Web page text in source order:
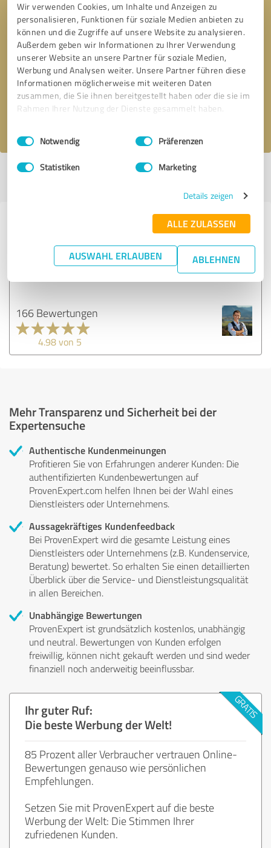
Wir verwenden Cookies, um Inhalte und Anzeigen zu
personalisieren, Funktionen für soziale Medien anbieten zu
können und die Zugriffe auf unsere Website zu analysieren.
Außerdem geben wir Informationen zu Ihrer Verwendung
unserer Website an unsere Partner für soziale Medien,
Werbung und Analysen weiter. Unsere Partner führen diese
Informationen möglicherweise mit weiteren Daten
zusammen, die Sie ihnen bereitgestellt haben oder die sie im
Rahmen Ihrer Nutzung der Dienste gesammelt haben.
Impressum Datenschutzbestimmungen
Einwilligungsauswahl
Notwendig Präferenzen
Statistiken Marketing
Details zeigen
ALLE ZULASSEN
AUSWAHL ERLAUBEN ABLEHNEN
* Erforderliche Angaben
Nachricht senden
Profil aktiv seit 13.06.2017 | Letzte Aktualisierung: 14.06.2017
Erfahrungen zu weiteren
Anbietern aus dem Bereich
166 Bewertungen
4.98 von 5
Mehr Transparenz und Sicherheit bei der
Expertensuche
Authentische Kundenmeinungen
Profitieren Sie von Erfahrungen anderer Kunden: Die
authentifizierten Kundenbewertungen auf
ProvenExpert.com helfen Ihnen bei der Wahl eines
Dienstleisters oder Unternehmens.
Aussagekräftiges Kundenfeedback
Bei ProvenExpert wird die gesamte Leistung eines
Dienstleisters oder Unternehmens (z.B. Kundenservice,
Beratung) bewertet. So erhalten Sie einen detaillierten
Überblick über die Service- und Dienstleistungsqualität
in allen Bereichen.
Unabhängige Bewertungen
ProvenExpert ist grundsätzlich kostenlos, unabhängig
und neutral. Bewertungen von Kunden erfolgen
freiwillig, können nicht gekauft werden und sind weder
finanziell noch anderweitig beeinflussbar.
Ihr guter Ruf:
Die beste Werbung der Welt!
85 Prozent aller Verbraucher vertrauen Online-
Bewertungen genauso wie persönlichen
Empfehlungen.
Setzen Sie mit ProvenExpert auf die beste
Werbung der Welt: Die Stimmen Ihrer
zufriedenen Kunden.